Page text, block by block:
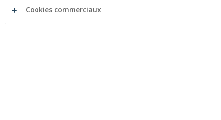
XS2043016547
Cookies commerciaux